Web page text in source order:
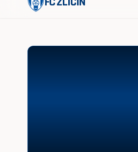
Slavoj Podolí - Třeboradice 5:5